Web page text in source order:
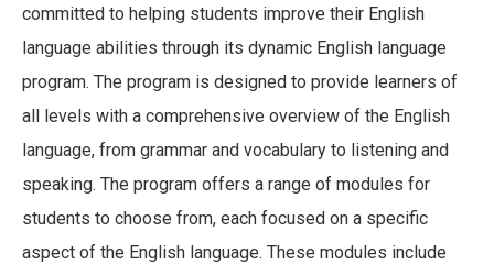
committed to helping students improve their English
language abilities through its dynamic English language
program. The program is designed to provide learners of
all levels with a comprehensive overview of the English
language, from grammar and vocabulary to listening and
speaking. The program offers a range of modules for
students to choose from, each focused on a specific
aspect of the English language. These modules include